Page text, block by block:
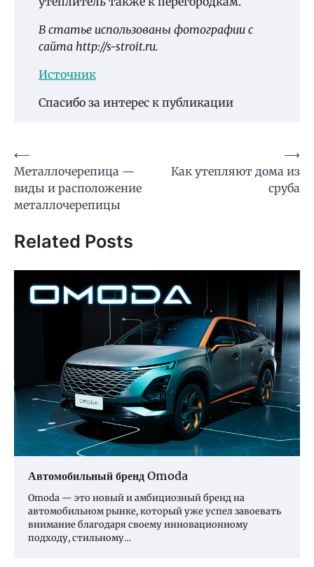
В статье использованы фотографии с
сайта http://s-stroit.ru.
Источник
Спасибо за интерес к публикации
Навигация
по
записям
⟵
Металлочерепица —
виды и расположение
металлочерепицы
Как утепляют дома из
сруба
⟶
Related Posts
Автомобильный бренд Omoda
Omoda — это новый и амбициозный бренд на
автомобильном рынке, который уже успел завоевать
внимание благодаря своему инновационному
подходу, стильному…